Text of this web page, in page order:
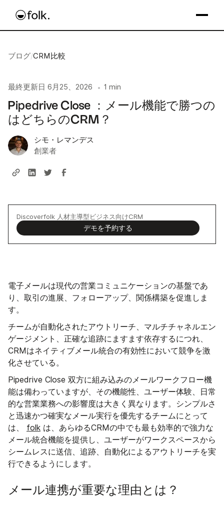
ブログ/CRM比較
最終更新日 6月25、2026 • 1 min
Pipedrive Close ：メール機能で勝つの
はどちらのCRM？
シモ・レマンデス
創業者
Discoverfolk 人材主導型ビジネス向けCRM
デモを予約する
電子メールは現代の営業コミュニケーションの基盤であ
り、取引の進展、フォローアップ、関係構築を促進しま
す。
チームが自動化されたアウトリーチ、マルチチャネルエン
ゲージメント、正確な追跡にますます依存するにつれ、
CRMはネイティブメール統合の有効性において競争を激
化させている。
Pipedrive Close 双方に組み込みのメールワークフロー機
能は備わっていますが、その機能性、ユーザー体験、日常
的な営業業務への影響度は大きく異なります。シンプルさ
と迅速かつ確実なメール実行を優先するチームにとって
は、 folk は、あらゆるCRMの中でも最も効率的で強力な
メール統合機能を提供し、ユーザーがワークスペースから
シームレスに送信、追跡、自動化によるアウトリーチを実
行できるようにします。
メール連携が重要な理由とは？